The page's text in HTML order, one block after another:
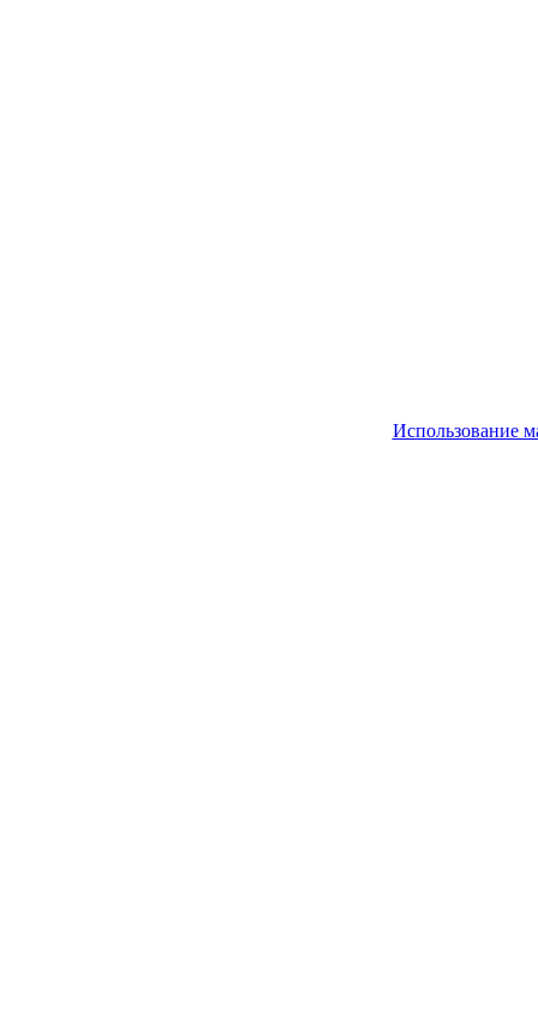
Использование